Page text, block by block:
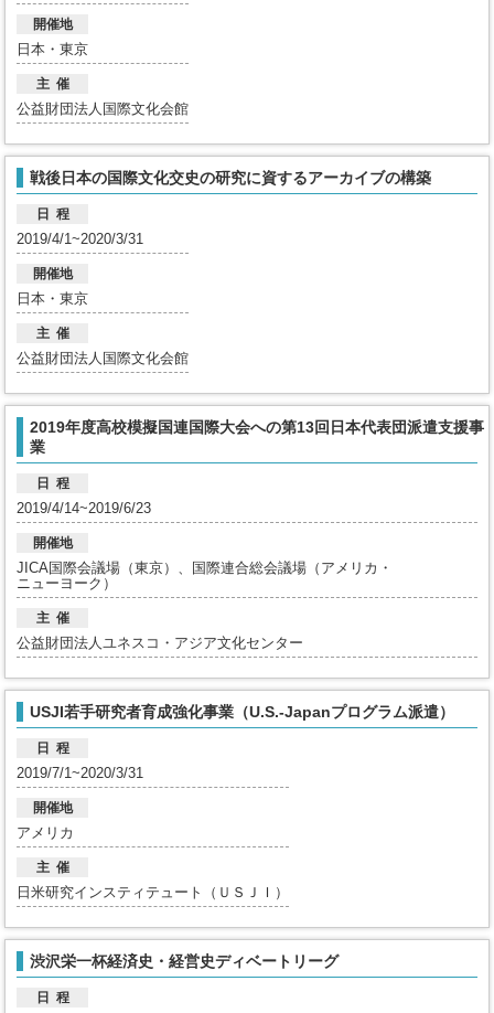
開催地
日本・東京
主 催
公益財団法人国際文化会館
戦後日本の国際文化交史の研究に資するアーカイブの構築
日 程
2019/4/1~2020/3/31
開催地
日本・東京
主 催
公益財団法人国際文化会館
2019年度高校模擬国連国際大会への第13回日本代表団派遣支援事
業
日 程
2019/4/14~2019/6/23
開催地
JICA国際会議場（東京）、国際連合総会議場（アメリカ・
ニューヨーク）
主 催
公益財団法人ユネスコ・アジア文化センター
USJI若手研究者育成強化事業（U.S.-Japanプログラム派遣）
日 程
2019/7/1~2020/3/31
開催地
アメリカ
主 催
日米研究インスティテュート（ＵＳＪＩ）
渋沢栄一杯経済史・経営史ディベートリーグ
日 程